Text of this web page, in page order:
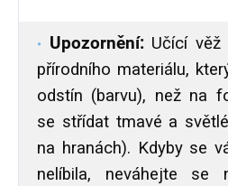
Upozornění: Učící věž
přírodního materiálu,
odstín (barvu), než na
se střídat tmavé a
na hranách). Kdyby se
nelíbila, neváhejte se